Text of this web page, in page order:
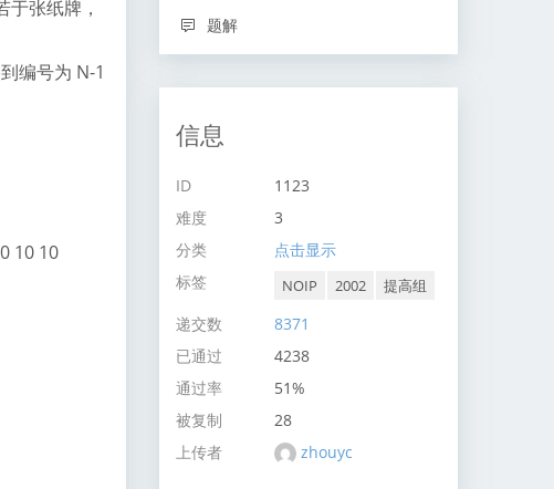
张纸牌，
编号为 N-1
10 10
题解
信息
ID
1123
难度
3
分类
点击显示
标签
NOIP 2002 提高组
递交数
8371
已通过
4238
通过率
51%
被复制
28
上传者
zhouyc